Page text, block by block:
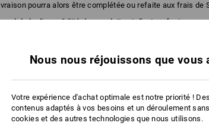
pourra alors être complétée ou refaite aux frais de
de la disponibilité des produits et d'autres facteurs
Il peut s'agir d'un cas de force majeure,
ou fermetures, une grave pénurie de main-d’œuvre ou
sur les équipements et en cas de faillite ou de la
par carte de crédit, services bancaires en
détaillées sur les sites Internet et dans les
paiements anticipés ainsi que la possibilité d'étendre ou
commande, vous acceptez que l’envoi de la facture
Nous nous réjouissons que vous
Votre expérience d'achat optimale est notre priorité !
contenus adaptés à vos besoins et un déroulement
cookies et des autres technologies que nous utilisons.